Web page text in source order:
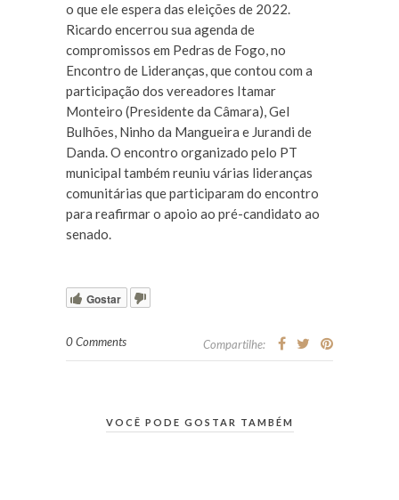
o que ele espera das eleições de 2022.
Ricardo encerrou sua agenda de
compromissos em Pedras de Fogo, no
Encontro de Lideranças, que contou com a
participação dos vereadores Itamar
Monteiro (Presidente da Câmara), Gel
Bulhões, Ninho da Mangueira e Jurandi de
Danda. O encontro organizado pelo PT
municipal também reuniu várias lideranças
comunitárias que participaram do encontro
para reafirmar o apoio ao pré-candidato ao
senado.
Gostar
0 Comments Compartilhe:
VOCÊ PODE GOSTAR TAMBÉM